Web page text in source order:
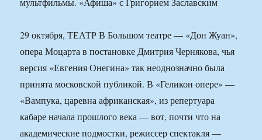
29 октября, ТЕАТР В Большом театре — «Дон Жуан»,
опера Моцарта в постановке Дмитрия Чернякова, чья
версия «Евгения Онегина» так неоднозначно была
принята московской публикой. В «Геликон опере» —
«Вампука, царевна африканская», из репертуара
кабаре начала прошлого века — вот, почти что на
академические подмостки, режиссер спектакля —